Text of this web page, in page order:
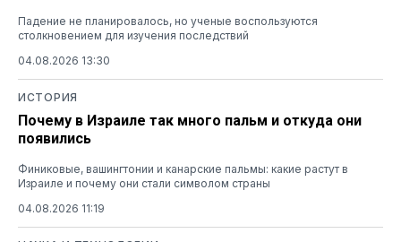
Падение не планировалось, но ученые воспользуются
столкновением для изучения последствий
04.08.2026 13:30
ИСТОРИЯ
Почему в Израиле так много пальм и откуда они
появились
Финиковые, вашингтонии и канарские пальмы: какие растут в
Израиле и почему они стали символом страны
04.08.2026 11:19